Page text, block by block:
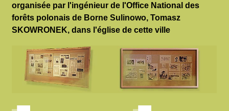
organisée par l'ingénieur de l'Office National des
forêts polonais de Borne Sulinowo, Tomasz
SKOWRONEK, dans l'église de cette ville